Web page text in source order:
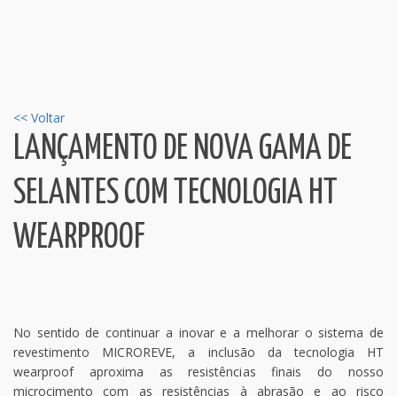
<< Voltar
LANÇAMENTO DE NOVA GAMA DE
SELANTES COM TECNOLOGIA HT
WEARPROOF
No sentido de continuar a inovar e a melhorar o sistema de
revestimento MICROREVE, a inclusão da tecnologia HT
wearproof aproxima as resistências finais do nosso
microcimento com as resistências à abrasão e ao risco